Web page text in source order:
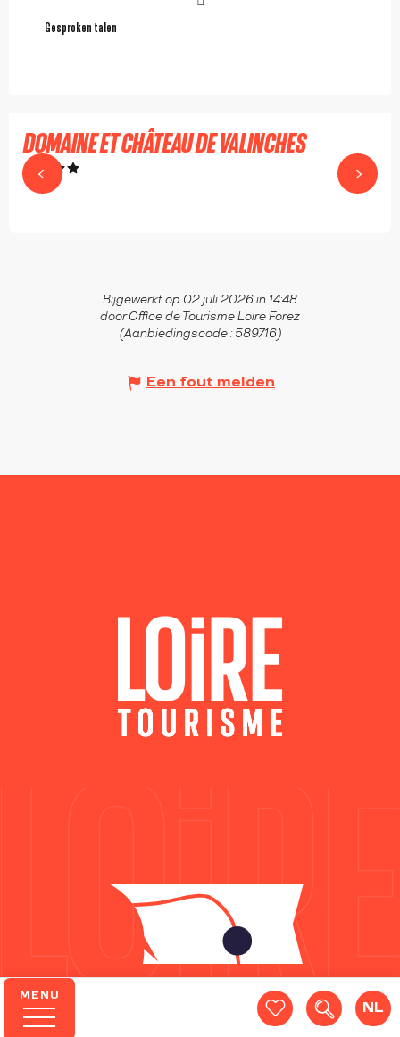
MENU
Zoek op
NL
Gesproken talen
Gesproken talen
DOMAINE ET CHÂTEAU DE VALINCHES
Bijgewerkt op 02 juli 2026 in 14:48
door Office de Tourisme Loire Forez
(Aanbiedingscode : 589716)
Een fout melden